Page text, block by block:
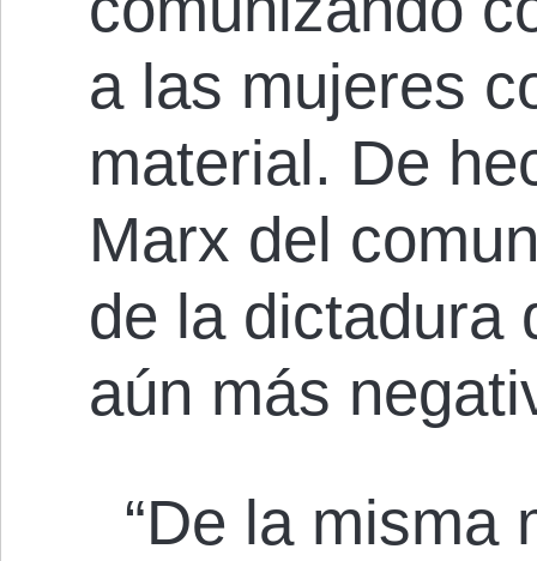
a las mujeres
material. De
Marx del
de la dictadura
aún más
“De la misma